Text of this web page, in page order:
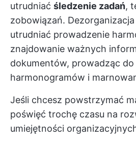
utrudniać śledzenie zadań,
zobowiązań.
utrudniać prowadzenie
znajdowanie ważnych
dokumentów, prowadząc do
harmonogramów i
Jeśli chcesz powstrzymać
poświęć trochę czasu na
umiejętności